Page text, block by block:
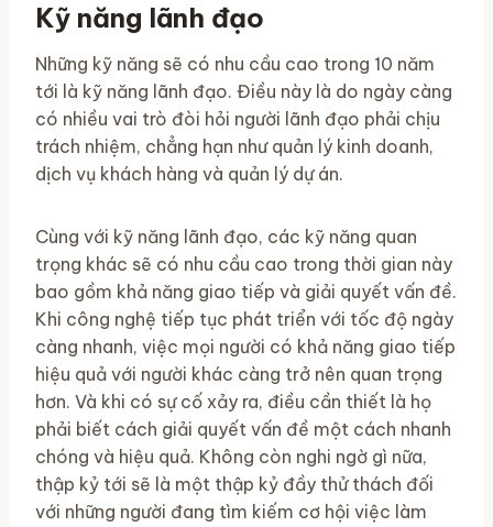
Kỹ năng lãnh đạo
Những kỹ năng sẽ có nhu cầu cao trong 10 năm
tới là kỹ năng lãnh đạo. Điều này là do ngày càng
có nhiều vai trò đòi hỏi người lãnh đạo phải chịu
trách nhiệm, chẳng hạn như quản lý kinh doanh,
dịch vụ khách hàng và quản lý dự án.
Cùng với kỹ năng lãnh đạo, các kỹ năng quan
trọng khác sẽ có nhu cầu cao trong thời gian này
bao gồm khả năng giao tiếp và giải quyết vấn đề.
Khi công nghệ tiếp tục phát triển với tốc độ ngày
càng nhanh, việc mọi người có khả năng giao tiếp
hiệu quả với người khác càng trở nên quan trọng
hơn. Và khi có sự cố xảy ra, điều cần thiết là họ
phải biết cách giải quyết vấn đề một cách nhanh
chóng và hiệu quả. Không còn nghi ngờ gì nữa,
thập kỷ tới sẽ là một thập kỷ đầy thử thách đối
với những người đang tìm kiếm cơ hội việc làm